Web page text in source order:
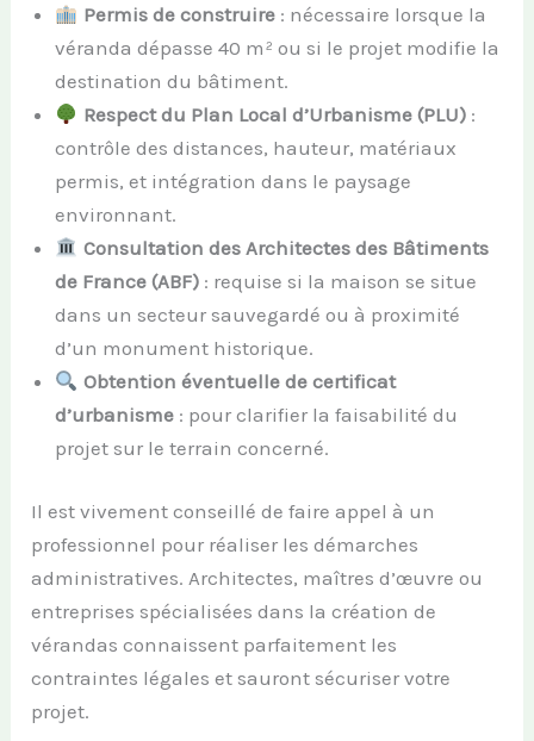
Permis de construire: nécessaire lorsque la
véranda dépasse 40 m² ou si le projet modifie la
destination du bâtiment.
Respect du Plan Local d’Urbanisme (PLU):
contrôle des distances, hauteur, matériaux
permis, et intégration dans le paysage
environnant.
Consultation des Architectes des Bâtiments
de France (ABF) : requise si la maison se situe
dans un secteur sauvegardé ou à proximité
d’un monument historique.
Obtention éventuelle de certificat
d’urbanisme : pour clarifier la faisabilité du
projet sur le terrain concerné.
Il est vivement conseillé de faire appel à un
professionnel pour réaliser les démarches
administratives. Architectes, maîtres d’œuvre ou
entreprises spécialisées dans la création de
vérandas connaissent parfaitement les
contraintes légales et sauront sécuriser votre
projet.